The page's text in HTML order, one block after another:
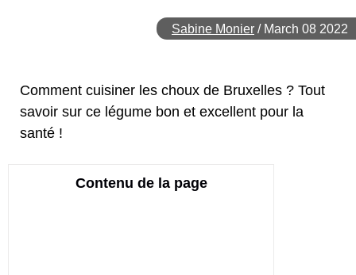
Sabine Monier / March 08 2022
Comment cuisiner les choux de Bruxelles ? Tout
savoir sur ce légume bon et excellent pour la
santé !
Contenu de la page